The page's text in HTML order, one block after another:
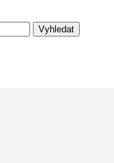
Vyhledat